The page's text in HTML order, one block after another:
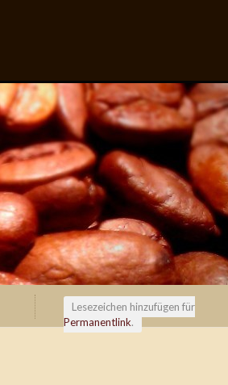
Lesezeichen hinzufügen für
Permanentlink.